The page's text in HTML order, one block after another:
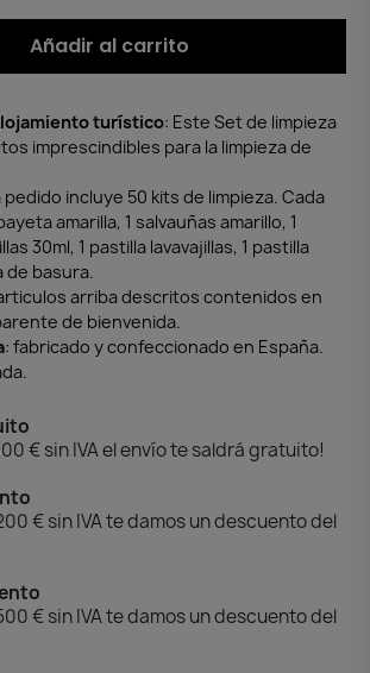
Añadir al carrito
turístico: Este Set de limpieza
imprescindibles para la limpieza de
pedido incluye 50 kits de limpieza. Cada
amarilla, 1 salvauñas amarillo, 1
30ml, 1 pastilla lavavajillas, 1 pastilla
de basura.
arriba descritos contenidos en
de bienvenida.
: fabricado y confeccionado en España.
€ sin IVA el envío te saldrá gratuito!
€ sin IVA te damos un descuento del
€ sin IVA te damos un descuento del